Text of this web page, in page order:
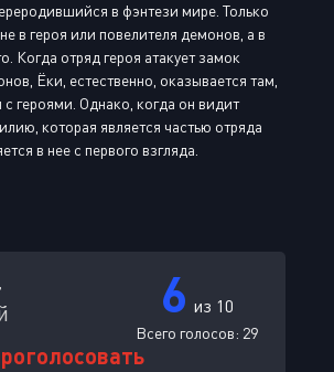
в фэнтези мире. Только
в героя или повелителя демонов, а в
Когда отряд героя атакует замок
Ёки, естественно, оказывается там,
с героями. Однако, когда он видит
которая является частью отряда
в нее с первого взгляда.
6 из 10
Всего голосов: 29